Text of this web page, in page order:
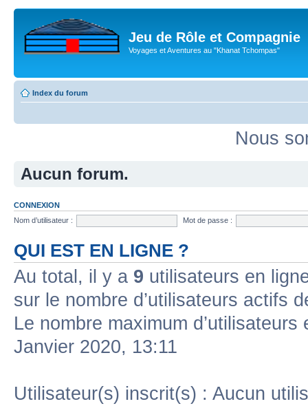
Jeu de Rôle et Compagnie
Voyages et Aventures au "Khanat Tchompas"
Index du forum
Nous
Aucun forum.
CONNEXION
Nom d’utilisateur :
Mot de passe :
QUI EST EN LIGNE ?
Au total, il y a 9 utilisateurs en
sur le nombre d’utilisateurs actifs
Le nombre maximum
Janvier 2020, 13:11
Utilisateur(s) inscrit(s) : Aucun